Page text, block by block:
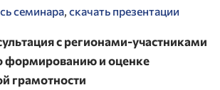
семинара, скачать презентации
с регионами-участниками
формированию и оценке
грамотности